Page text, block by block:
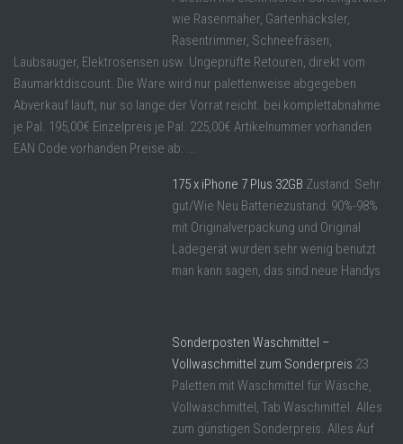
wie Rasenmäher, Gartenhäcksler,
Rasentrimmer, Schneefräsen,
Laubsauger, Elektrosensen usw. Ungeprüfte Retouren, direkt vom
Baumarktdiscount. Die Ware wird nur palettenweise abgegeben
Abverkauf läuft, nur so lange der Vorrat reicht. bei komplettabnahme
je Pal. 195,00€ Einzelpreis je Pal. 225,00€ Artikelnummer vorhanden
EAN Code vorhanden Preise ab: ...
175 x iPhone 7 Plus 32GB Zustand: Sehr
gut/Wie Neu Batteriezustand: 90%-98%
mit Originalverpackung und Original
Ladegerät wurden sehr wenig benutzt
man kann sagen, das sind neue Handys
Sonderposten Waschmittel –
Vollwaschmittel zum Sonderpreis 23
Paletten mit Waschmittel für Wäsche,
Vollwaschmittel, Tab Waschmittel. Alles
zum günstigen Sonderpreis. Alles Auf